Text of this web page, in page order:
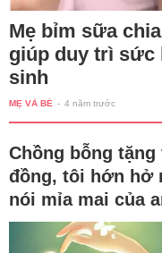
Mẹ bỉm sữa
giúp duy trì sức
sinh
MẸ VÀ BÉ - 4 năm trước
Chồng bỗng
đồng, tôi hớn hở
nói mỉa mai của